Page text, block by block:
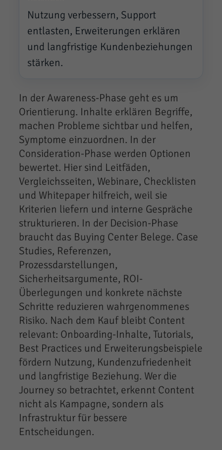
Nutzung verbessern, Support
entlasten, Erweiterungen erklären
und langfristige Kundenbeziehungen
stärken.
In der Awareness-Phase geht es um
Orientierung. Inhalte erklären Begriffe,
machen Probleme sichtbar und helfen,
Symptome einzuordnen. In der
Consideration-Phase werden Optionen
bewertet. Hier sind Leitfäden,
Vergleichsseiten, Webinare, Checklisten
und Whitepaper hilfreich, weil sie
Kriterien liefern und interne Gespräche
strukturieren. In der Decision-Phase
braucht das Buying Center Belege. Case
Studies, Referenzen,
Prozessdarstellungen,
Sicherheitsargumente, ROI-
Überlegungen und konkrete nächste
Schritte reduzieren wahrgenommenes
Risiko. Nach dem Kauf bleibt Content
relevant: Onboarding-Inhalte, Tutorials,
Best Practices und Erweiterungsbeispiele
fördern Nutzung, Kundenzufriedenheit
und langfristige Beziehung. Wer die
Journey so betrachtet, erkennt Content
nicht als Kampagne, sondern als
Infrastruktur für bessere
Entscheidungen.